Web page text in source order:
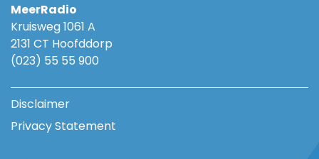
MeerRadio
Kruisweg 1061 A
2131 CT Hoofddorp
(023) 55 55 900
Disclaimer
Privacy Statement